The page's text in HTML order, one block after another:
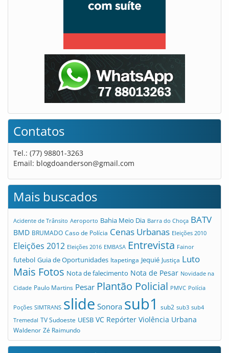
Contatos
Tel.: (77) 98801-3263
Email: blogdoanderson@gmail.com
Mais buscados
Acidente de Trânsito Aeroporto Bahia Meio Dia Barra do Choça BATV
BMD BRUMADO Caso de Polícia Cenas Urbanas Eleições 2010
Eleições 2012 Eleições 2016 EMBASA Entrevista Fainor
futebol Guia de Oportunidades Itapetinga Jequié Justiça Luto
Mais Fotos Nota de falecimento Nota de Pesar Novidade na
Cidade Paulo Martins Pesar Plantão Policial PMVC Polícia
Poções SIMTRANS slide Sonora sub1 sub2 sub3 sub4
Tremedal TV Sudoeste UESB VC Repórter Violência Urbana
Waldenor Zé Raimundo